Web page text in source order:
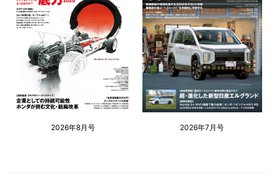
2026年8月号 2026年7月号